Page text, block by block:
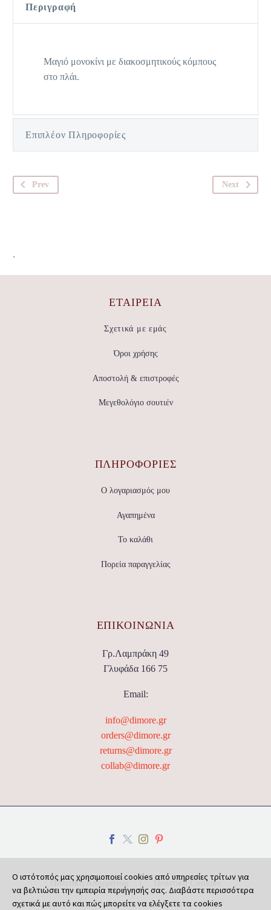
Περιγραφή
Μαγιό μονοκίνι με διακοσμητικούς κόμπους
στο πλάι.
Επιπλέον Πληροφορίες
Prev Next
.
ΕΤΑΙΡΕΊΑ
Σχετικά με εμάς
Όροι χρήσης
Αποστολή & επιστροφές
Μεγεθολόγιο σουτιέν
ΠΛΗΡΟΦΟΡΙΕΣ
Ο λογαριασμός μου
Αγαπημένα
Το καλάθι
Πορεία παραγγελίας
ΕΠΙΚΟΙΝΩΝΊΑ
Γρ.Λαμπράκη 49
Γλυφάδα 166 75
Email:
info@dimore.gr
orders@dimore.gr
returns@dimore.gr
collab@dimore.gr
Πολιτική Απορρήτου Πολιτική Cookies
Ο ιστότοπός μας χρησιμοποιεί cookies από υπηρεσίες τρίτων για
να βελτιώσει την εμπειρία περιήγησής σας. Διαβάστε περισσότερα
σχετικά με αυτό και πώς μπορείτε να ελέγξετε τα cookies